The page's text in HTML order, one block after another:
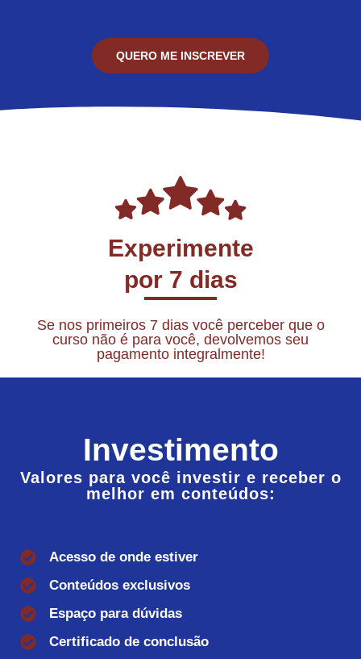
QUERO ME INSCREVER
Experimente
por 7 dias
Se nos primeiros 7 dias você perceber que o
curso não é para você, devolvemos seu
pagamento integralmente!
Investimento
Valores para você investir e receber o
melhor em conteúdos:
Acesso de onde estiver
Conteúdos exclusivos
Espaço para dúvidas
Certificado de conclusão